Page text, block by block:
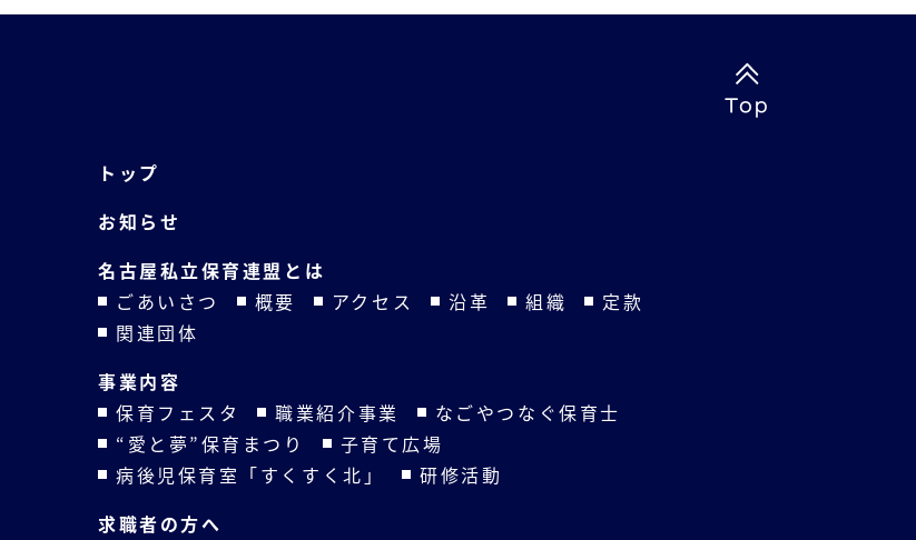
Top
トップ
お知らせ
名古屋私立保育連盟とは
ごあいさつ
概要 アクセス 沿革 組織
定款
関連団体
事業内容
保育フェスタ
職業紹介事業
なごやつなぐ保育士
“愛と夢”保育まつり
子育て広場
病後児保育室「すくすく北」
研修活動
求職者の方へ